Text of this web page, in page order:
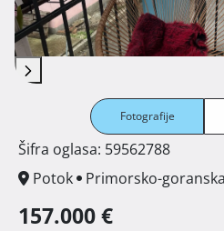
Fotografije
Šifra oglasa: 59562788
Potok
Primorsko-
157.000 €